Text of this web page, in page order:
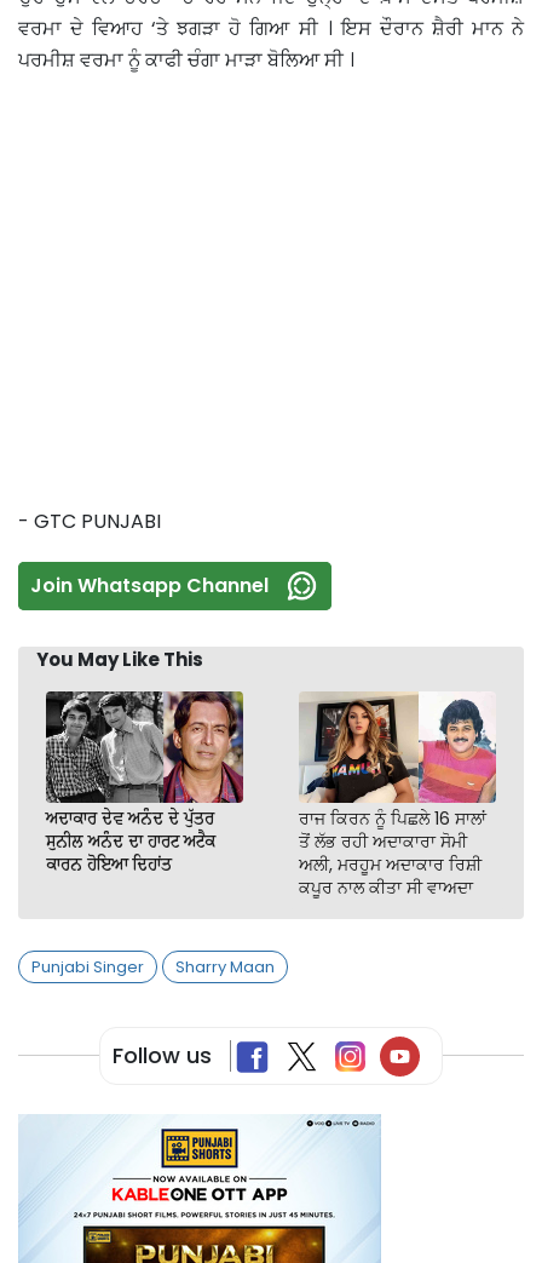
ਵਰਮਾ ਦੇ ਵਿਆਹ ‘ਤੇ ਝਗੜਾ ਹੋ ਗਿਆ ਸੀ । ਇਸ ਦੌਰਾਨ ਸ਼ੈਰੀ ਮਾਨ ਨੇ
ਪਰਮੀਸ਼ ਵਰਮਾ ਨੂੰ ਕਾਫੀ ਚੰਗਾ ਮਾੜਾ ਬੋਲਿਆ ਸੀ ।
- GTC PUNJABI
Join Whatsapp Channel
You May Like This
ਅਦਾਕਾਰ ਦੇਵ ਅਨੰਦ ਦੇ ਪੁੱਤਰ
ਸੁਨੀਲ ਅਨੰਦ ਦਾ ਹਾਰਟ ਅਟੈਕ
ਕਾਰਨ ਹੋਇਆ ਦਿਹਾਂਤ
ਰਾਜ ਕਿਰਨ ਨੂੰ ਪਿਛਲੇ 16 ਸਾਲਾਂ
ਤੋਂ ਲੱਭ ਰਹੀ ਅਦਾਕਾਰਾ ਸੋਮੀ
ਅਲੀ, ਮਰਹੂਮ ਅਦਾਕਾਰ ਰਿਸ਼ੀ
ਕਪੂਰ ਨਾਲ ਕੀਤਾ ਸੀ ਵਾਅਦਾ
Punjabi Singer Sharry Maan
Follow us